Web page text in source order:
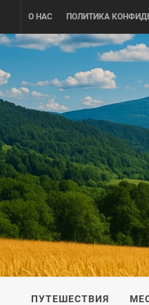
content
О НАС ПОЛИТИКА
ПУТЕШЕСТВИЕ ПО
ПУТЕШЕСТВИЯ